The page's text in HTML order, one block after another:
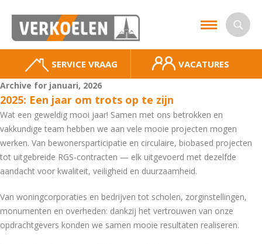
SERVICE VRAAG VACATURES
Archive for januari, 2026
2025: Een jaar om trots op te zijn
Wat een geweldig mooi jaar! Samen met ons betrokken en
vakkundige team hebben we aan vele mooie projecten mogen
werken. Van bewonersparticipatie en circulaire, biobased projecten
tot uitgebreide RGS-contracten — elk uitgevoerd met dezelfde
aandacht voor kwaliteit, veiligheid en duurzaamheid.
Van woningcorporaties en bedrijven tot scholen, zorginstellingen,
monumenten en overheden: dankzij het vertrouwen van onze
opdrachtgevers konden we samen mooie resultaten realiseren.